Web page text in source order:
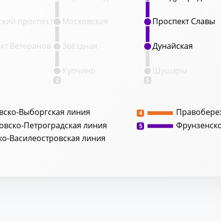
Выборгская линия
Петроградская линия
Василеостровская линия
4
5
2 5
Ветеранов
проспект
Купчино
Звёздная
Московская Проспект Славы
Дунайская
Шушары
Проспект Славы
Дунайская